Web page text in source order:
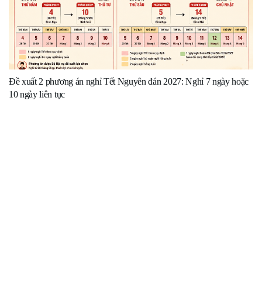
Đề xuất 2 phương án nghỉ Tết Nguyên đán 2027: Nghỉ 7 ngày hoặc
10 ngày liên tục